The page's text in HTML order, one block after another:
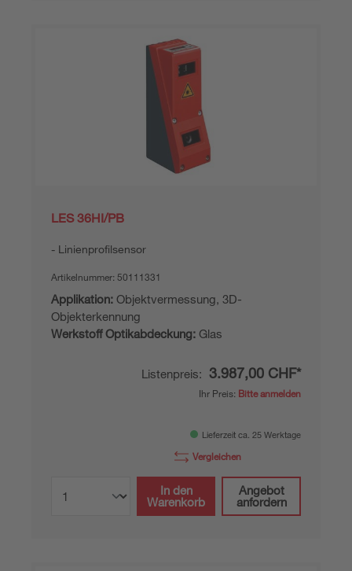
LES 36HI/PB
Linienprofilsensor
Artikelnummer: 50111331
Applikation: Objektvermessung, 3D-
Objekterkennung
Werkstoff Optikabdeckung: Glas
Listenpreis: 3.987,00 CHF*
Ihr Preis: Bitte anmelden
Lieferzeit ca. 25 Werktage
Vergleichen
In den
Warenkorb
Angebot
anfordern